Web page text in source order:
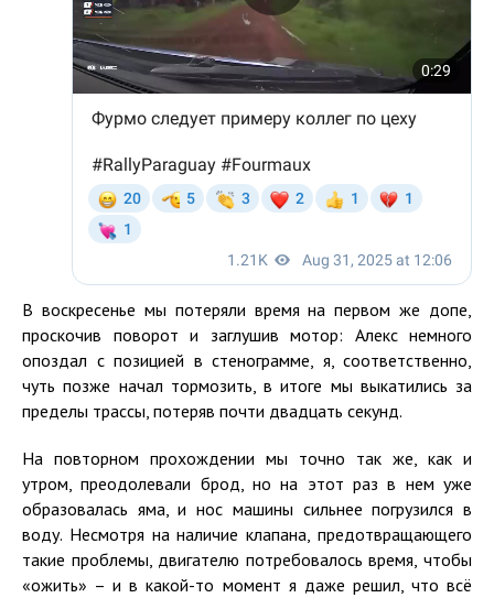
В воскресенье мы потеряли время на первом же допе,
проскочив поворот и заглушив мотор: Алекс немного
опоздал с позицией в стенограмме, я, соответственно,
чуть позже начал тормозить, в итоге мы выкатились за
пределы трассы, потеряв почти двадцать секунд.
На повторном прохождении мы точно так же, как и
утром, преодолевали брод, но на этот раз в нем уже
образовалась яма, и нос машины сильнее погрузился в
воду. Несмотря на наличие клапана, предотвращающего
такие проблемы, двигателю потребовалось время, чтобы
«ожить» – и в какой-то момент я даже решил, что всё